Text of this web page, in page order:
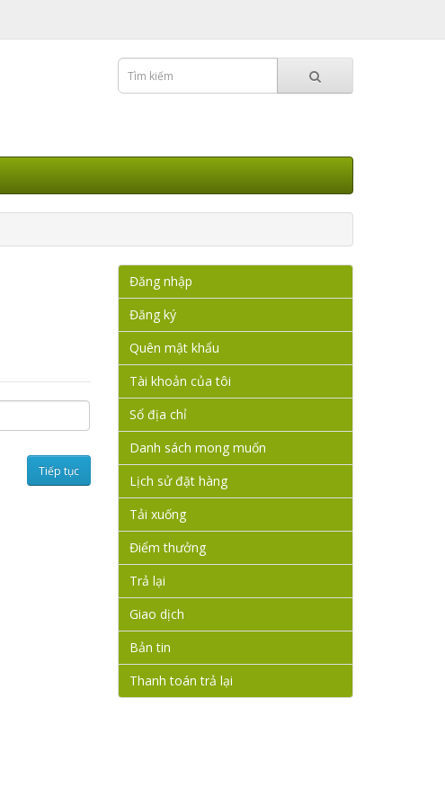
Đăng nhập
Đăng ký
Quên mật khẩu
Tài khoản của tôi
Sổ địa chỉ
Danh sách mong muốn
Lịch sử đặt hàng
Tải xuống
Điểm thưởng
Trả lại
Giao dịch
Bản tin
Thanh toán trả lại